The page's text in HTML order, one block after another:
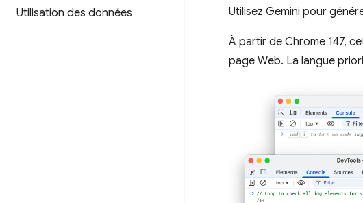
Utilisation des données Utilisez Gemini pour
À partir de Chrome 147,
page Web. La langue